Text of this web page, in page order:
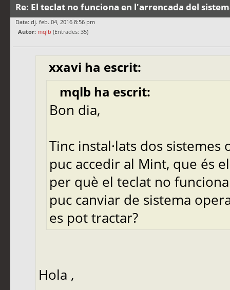
Re: El teclat no funciona en l'arrencada del
Data: dj. feb. 04, 2016 8:56 pm
Autor: mqlb (Entrades: 35)
xxavi ha escrit:
mqlb ha escrit:
Bon dia,
Tinc instal·lats dos
puc accedir al Mint, que és
per què el teclat no
puc canviar de sistema
es pot tractar?
Hola ,